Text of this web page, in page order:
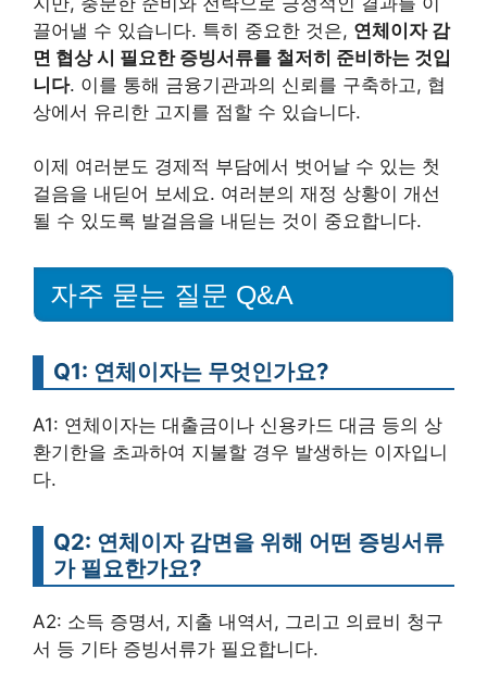
끌어낼 수 있습니다. 특히 중요한 것은, 연체이자 감
면 협상 시 필요한 증빙서류를 철저히 준비하는 것입
니다. 이를 통해 금융기관과의 신뢰를 구축하고, 협
상에서 유리한 고지를 점할 수 있습니다.
이제 여러분도 경제적 부담에서 벗어날 수 있는 첫
걸음을 내딛어 보세요. 여러분의 재정 상황이 개선
될 수 있도록 발걸음을 내딛는 것이 중요합니다.
자주 묻는 질문 Q&A
Q1: 연체이자는 무엇인가요?
A1: 연체이자는 대출금이나 신용카드 대금 등의 상
환기한을 초과하여 지불할 경우 발생하는 이자입니
다.
Q2: 연체이자 감면을 위해 어떤 증빙서류
가 필요한가요?
A2: 소득 증명서, 지출 내역서, 그리고 의료비 청구
서 등 기타 증빙서류가 필요합니다.